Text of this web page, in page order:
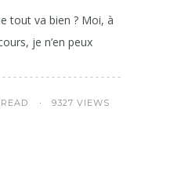
tout va bien ? Moi, à
je n’en peux
9327 VIEWS